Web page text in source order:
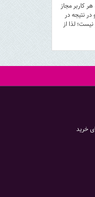
کاربر مجاز
نتیجه در
لذا از
خرید